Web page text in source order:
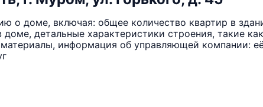
о доме, включая: общее количество квартир в
детальные характеристики строения, такие
информация об управляющей компании: